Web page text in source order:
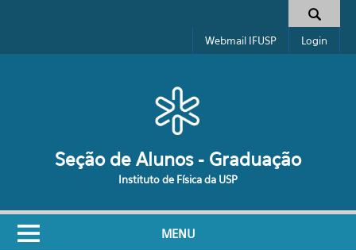
Formulário de busca
Webmail IFUSP Login
Seção de Alunos - Graduação
Instituto de Física da USP
MENU